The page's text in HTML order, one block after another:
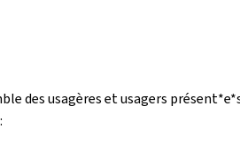
des usagères et usagers